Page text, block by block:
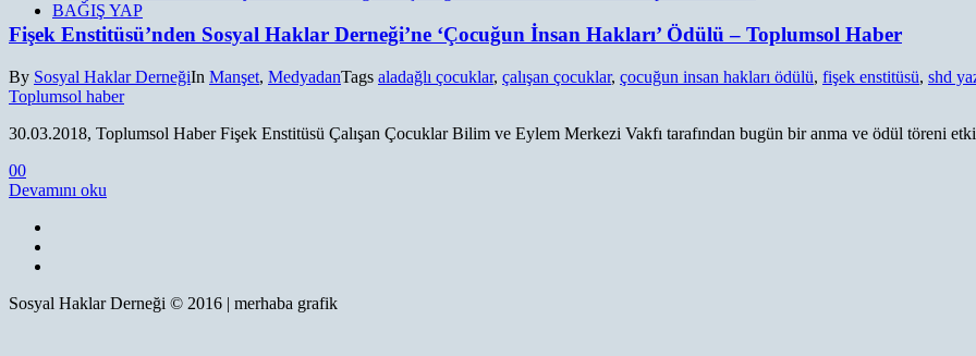
BAĞIŞ YAP
Fişek Enstitüsü’nden Sosyal Haklar Derneği’ne ‘Çocuğun İnsan Hakları’ Ödülü – Toplumsol Haber
By Sosyal Haklar DerneğiIn Manşet, MedyadanTags aladağlı çocuklar, çalışan çocuklar, çocuğun insan hakları ödülü, fişek enstitüsü, shd
Toplumsol haber
30.03.2018, Toplumsol Haber Fişek Enstitüsü Çalışan Çocuklar Bilim ve Eylem Merkezi Vakfı tarafından bugün bir anma ve ödül töreni
00
Devamını oku
Sosyal Haklar Derneği © 2016 | merhaba grafik